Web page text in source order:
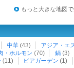
もっと大きな地図
中華 (43) アジア・エ
・ホルモン (70) 鍋 (3)
(11) ビアガーデン (1)